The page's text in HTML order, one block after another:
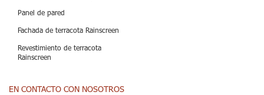
Panel de pared
Fachada de terracota Rainscreen
Revestimiento de terracota
Rainscreen
EN CONTACTO CON NOSOTROS